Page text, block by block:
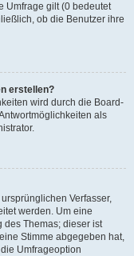
Umfrage gilt (0 bedeutet
ob die Benutzer ihre
erstellen?
wird durch die Board-
als
Verfasser,
werden. Um eine
des Themas; dieser ist
Stimme abgegeben hat,
Umfrageoption